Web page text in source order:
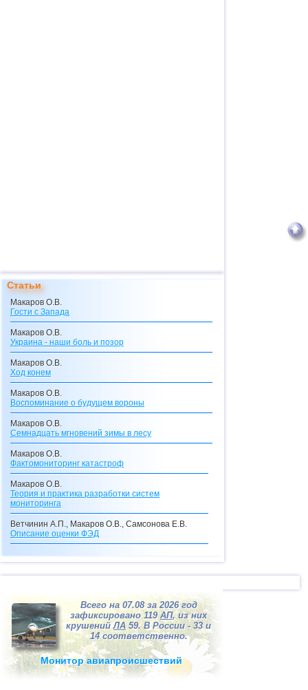
Статьи
Макаров О.В.
Гости с Запада
Макаров О.В.
Украина - наши боль и позор
Макаров О.В.
Ход конем
Макаров О.В.
Воспоминание о будущем вороны
Макаров О.В.
Семнадцать мгновений зимы в лесу
Макаров О.В.
Фактомониторинг катастроф
Макаров О.В.
Теория и практика разработки систем
мониторинга
Ветчинин А.П., Макаров О.В., Самсонова Е.В.
Описание оценки ФЭД
Макаров О.В., Самсонова Е.В.
Описание кредитного калькулятора
Макаров О.В.
Долгосрочные прогнозы катастроф
Макаров О.В.
"Ксанф, выпей море!" (взгляд со стороны на
ситуацию в Мексиканском заливе)
Всего на 07.08 за 2026 год
зафиксировано 119 АП, из них
крушенийЛА 59. В России - 33 и
14 соответственно.
Монитор авиапроисшествий